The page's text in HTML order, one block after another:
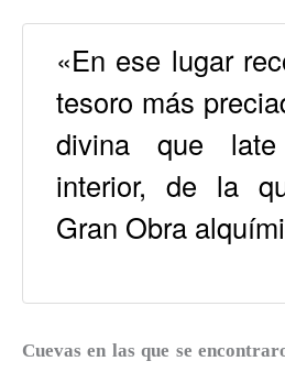
«En ese lugar
tesoro más
divina que
interior, de la
Gran Obra
Cuevas en las que se